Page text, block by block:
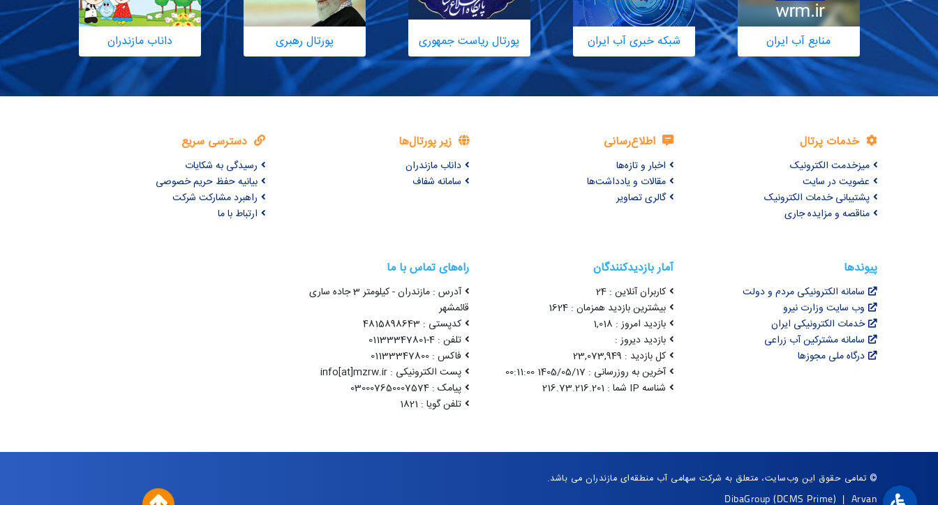
منابع آب ایران شبکه خبری آب ایران پورتال ریاست جمهوری پورتال رهبری داناب مازندران
خدمات پرتال
میزخدمت الکترونیک
عضویت در سایت
پشتیبانی خدمات الکترونیک
مناقصه و مزایده جاری
اطلاع‌رسانی
اخبار و تازه‌ها
مقالات و یادداشت‌ها
گالری تصاویر
زیر پورتال‌ها
داناب مازندران
سامانه شفاف
دسترسی سریع
رسیدگی به شکایات
بیانیه حفظ حریم خصوصی
راهبرد مشارکت شرکت
ارتباط با ما
پیوندها
سامانه الکترونیکی مردم و دولت
وب سایت وزارت نیرو
خدمات الکترونیکی ایران
سامانه مشترکین آب زراعی
درگاه ملی مجوزها
آمار بازدیدکنندگان
کاربران آنلاین : 24
بیشترین بازدید همزمان : 1624
بازدید امروز : 1,018
بازدید دیروز :
کل بازدید : 23,073,949
آخرین به روزرسانی : 1405/05/17 00:11:00
شناسه IP شما : 216.73.216.201
راه‌های تماس با ما
آدرس : مازندران - کیلومتر 3 جاده ساری
قائمشهر
کدپستی : 4815898643
تلفن : 4-01133347801
فاکس : 01133347800
پست الکترونیکی : info[at]mzrw.ir
پیامک : 030007650007574
تلفن گویا : 1821
© تمامی حقوق این وب‌سایت، متعلق به شرکت سهامی آب منطقه‌ای مازندران می باشد.
DibaGroup (DCMS Prime) | Arvan